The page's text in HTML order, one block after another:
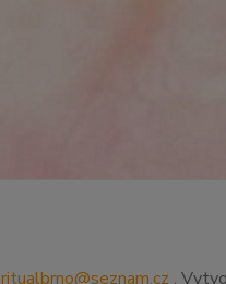
ritualbrno@seznam.cz .